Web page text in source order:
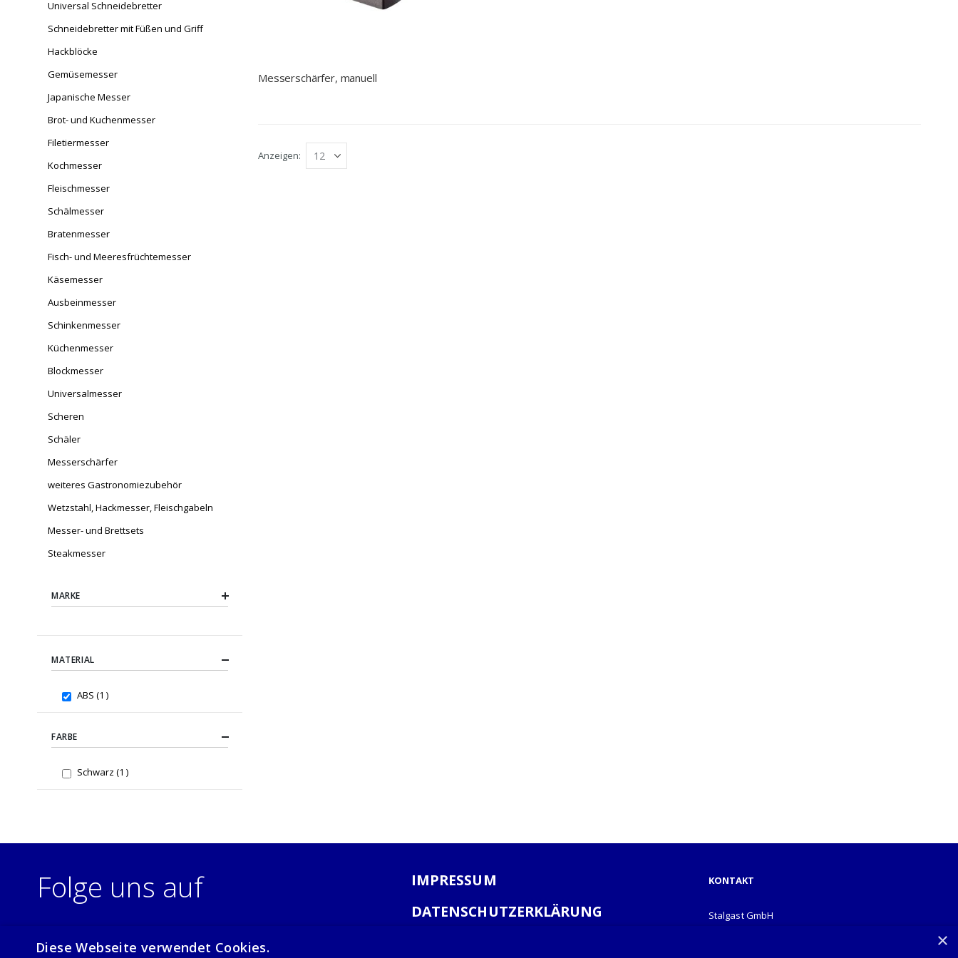
Messerschärfer, manuell
Anzeigen
Universal Schneidebretter
Schneidebretter mit Füßen und Griff
Hackblöcke
Gemüsemesser
Japanische Messer
Brot- und Kuchenmesser
Filetiermesser
Kochmesser
Fleischmesser
Schälmesser
Bratenmesser
Fisch- und Meeresfrüchtemesser
Käsemesser
Ausbeinmesser
Schinkenmesser
Küchenmesser
Blockmesser
Universalmesser
Scheren
Schäler
Messerschärfer
weiteres Gastronomiezubehör
Wetzstahl, Hackmesser, Fleischgabeln
Messer- und Brettsets
Steakmesser
MARKE
MATERIAL
ABS 1 item
FARBE
Schwarz 1 item
Folge uns auf
IMPRESSUM
DATENSCHUTZERKLÄRUNG
KONTAKT
Stalgast GmbH
×
Diese Webseite verwendet Cookies.